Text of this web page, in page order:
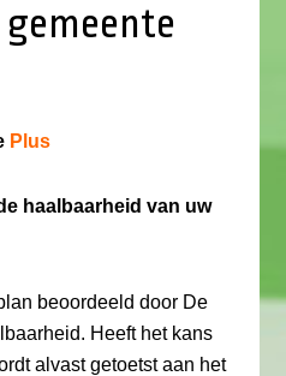
Plus
haalbaarheid van uw
beoordeeld door De
Heeft het kans
alvast getoetst aan het